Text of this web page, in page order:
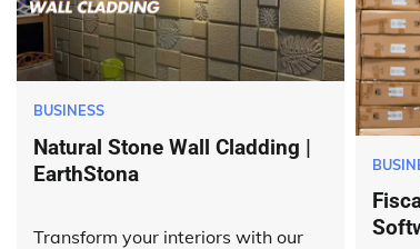
BUSINESS
Natural Stone Wall Cladding |
EarthStona
Transform your interiors with our